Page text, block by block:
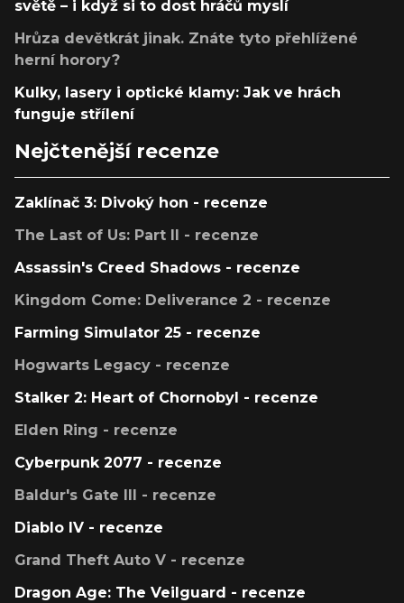
světě – i když si to dost hráčů myslí
Hrůza devětkrát jinak. Znáte tyto přehlížené
herní horory?
Kulky, lasery i optické klamy: Jak ve hrách
funguje střílení
Nejčtenější recenze
Zaklínač 3: Divoký hon - recenze
The Last of Us: Part II - recenze
Assassin's Creed Shadows - recenze
Kingdom Come: Deliverance 2 - recenze
Farming Simulator 25 - recenze
Hogwarts Legacy - recenze
Stalker 2: Heart of Chornobyl - recenze
Elden Ring - recenze
Cyberpunk 2077 - recenze
Baldur's Gate III - recenze
Diablo IV - recenze
Grand Theft Auto V - recenze
Dragon Age: The Veilguard - recenze